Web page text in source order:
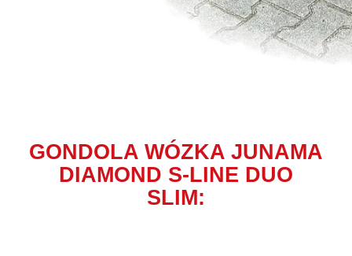
GONDOLA WÓZKA JUNAMA
DIAMOND S-LINE DUO
SLIM: